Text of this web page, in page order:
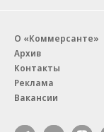
О «Коммерсанте»
Архив
Контакты
Реклама
Вакансии